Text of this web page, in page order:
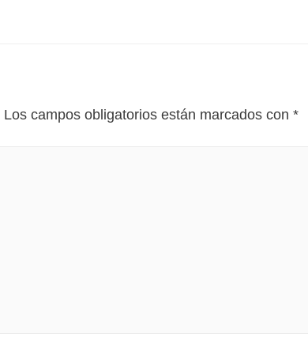
Los campos obligatorios están marcados con *